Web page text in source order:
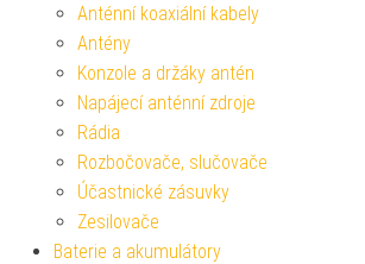
Anténní koaxiální kabely
Antény
Konzole a držáky antén
Napájecí anténní zdroje
Rádia
Rozbočovače, slučovače
Účastnické zásuvky
Zesilovače
Baterie a akumulátory